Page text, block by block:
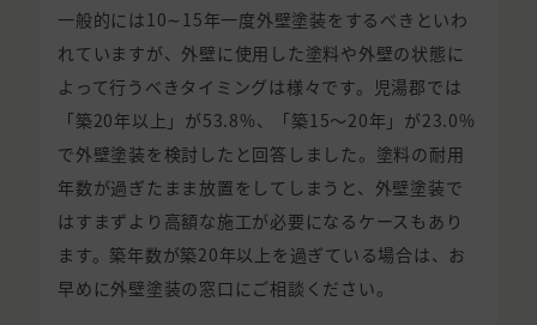
一般的には10∼15年一度外壁塗装をするべきといわ
れていますが、外壁に使用した塗料や外壁の状態に
よって行うべきタイミングは様々です。児湯郡では
「築20年以上」が53.8%、「築15〜20年」が23.0%
で外壁塗装を検討したと回答しました。塗料の耐用
年数が過ぎたまま放置をしてしまうと、外壁塗装で
はすまずより高額な施工が必要になるケースもあり
ます。築年数が築20年以上を過ぎている場合は、お
早めに外壁塗装の窓口にご相談ください。